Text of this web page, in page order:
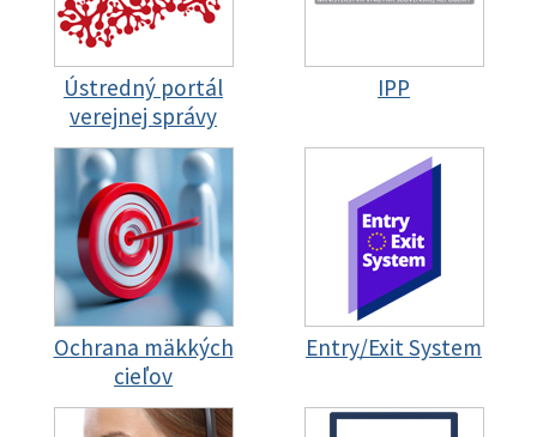
Ústredný portál
verejnej správy
IPP
Ochrana mäkkých
cieľov
Entry/Exit System